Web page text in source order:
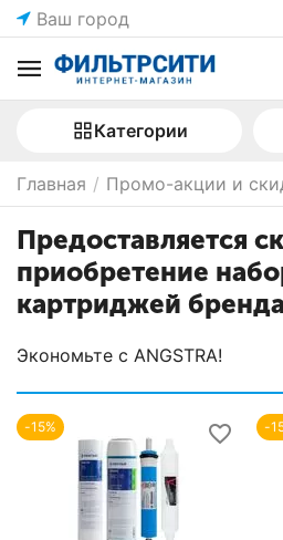
Ваш город
Категории
Главная / Промо-акции и
Предоставляется
приобретение
картриджей
Экономьте с ANGSTRA!
-15% -